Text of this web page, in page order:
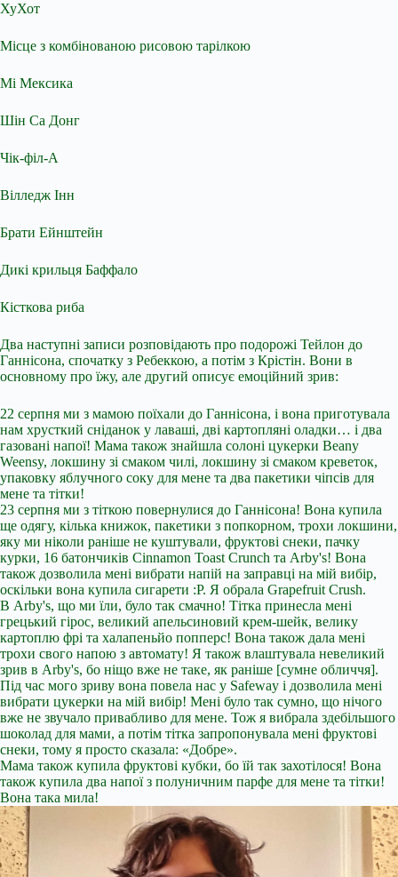
ХуХот
Місце з комбінованою рисовою тарілкою
Мі Мексика
Шін Са Донг
Чік-філ-А
Вілледж Інн
Брати Ейнштейн
Дикі крильця Баффало
Кісткова риба
Два наступні записи розповідають про подорожі Тейлон до
Ганнісона, спочатку з Ребеккою, а потім з Крістін. Вони в
основному про їжу, але другий описує емоційний зрив:
22 серпня ми з мамою поїхали до Ганнісона, і вона приготувала
нам хрусткий сніданок у лаваші, дві картопляні оладки… і два
газовані напої! Мама також знайшла солоні цукерки Beany
Weensy, локшину зі смаком чилі, локшину зі смаком креветок,
упаковку яблучного соку для мене та два пакетики чіпсів для
мене та тітки!
23 серпня ми з тіткою повернулися до Ганнісона! Вона купила
ще одягу, кілька книжок, пакетики з попкорном, трохи локшини,
яку ми ніколи раніше не куштували, фруктові снеки, пачку
курки, 16 батончиків Cinnamon Toast Crunch та Arby's! Вона
також дозволила мені вибрати напій на заправці на мій вибір,
оскільки вона купила сигарети :P. Я обрала Grapefruit Crush.
В Arby's, що ми їли, було так смачно! Тітка принесла мені
грецький гірос, великий апельсиновий крем-шейк, велику
картоплю фрі та халапеньйо попперс! Вона також дала мені
трохи свого напою з автомату! Я також влаштувала невеликий
зрив в Arby's, бо ніщо вже не таке, як раніше [сумне обличчя].
Під час мого зриву вона повела нас у Safeway і дозволила мені
вибрати цукерки на мій вибір! Мені було так сумно, що нічого
вже не звучало привабливо для мене. Тож я вибрала здебільшого
шоколад для мами, а потім тітка запропонувала мені фруктові
снеки, тому я просто сказала: «Добре».
Мама також купила фруктові кубки, бо їй так захотілося! Вона
також купила два напої з полуничним парфе для мене та тітки!
Вона така мила!